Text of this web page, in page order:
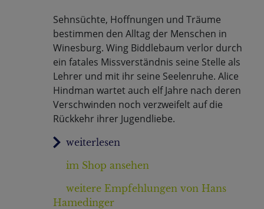
Sehnsüchte, Hoffnungen und Träume
bestimmen den Alltag der Menschen in
Winesburg. Wing Biddlebaum verlor durch
ein fatales Missverständnis seine Stelle als
Lehrer und mit ihr seine Seelenruhe. Alice
Hindman wartet auch elf Jahre nach deren
Verschwinden noch verzweifelt auf die
Rückkehr ihrer Jugendliebe.
im Shop ansehen
weitere Empfehlungen von Hans
Hamedinger